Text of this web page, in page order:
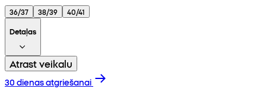
36/37 38/39
40/41
Detaļas
Atrast veikalu
30 dienas atgriešanai